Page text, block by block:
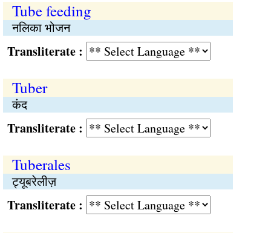
Tube feeding
नलिका भोजन
:
Tuber
कंद
:
Tuberales
ट्यूबरेलीज़
: